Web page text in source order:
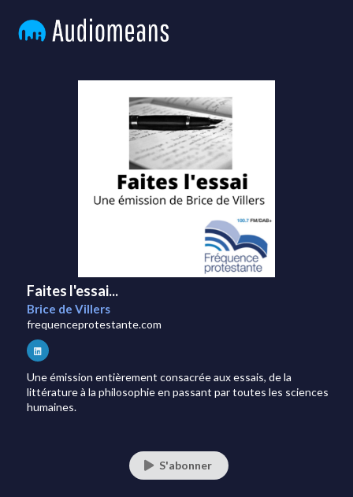
Faites l'essai...
Brice de Villers
frequenceprotestante.com
Une émission entièrement consacrée aux essais, de la
littérature à la philosophie en passant par toutes les sciences
humaines.
S'abonner